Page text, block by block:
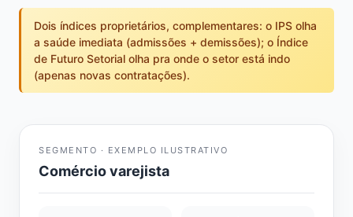
Dois índices proprietários, complementares: o IPS olha
a saúde imediata (admissões + demissões); o Índice
de Futuro Setorial olha pra onde o setor está indo
(apenas novas contratações).
SEGMENTO · EXEMPLO ILUSTRATIVO
Comércio varejista